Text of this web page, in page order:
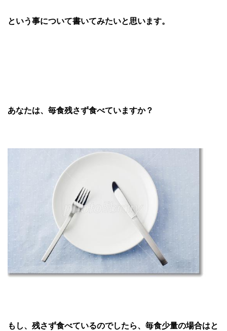
という事について書いてみたいと思います。
あなたは、毎食残さず食べていますか？
もし、残さず食べているのでしたら、毎食少量の場合はと